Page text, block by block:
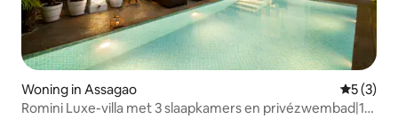
Woning in Assagao
5 (3)
Romini Luxe-villa met 3 slaapkamers en privézwembad|15